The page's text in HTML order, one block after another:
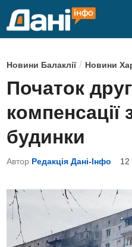
P
o
s
e
d
i
Новини Балаклії/ Новини
Початок
компенсації
будинки
Автор Редакція Дані-Інфо 12